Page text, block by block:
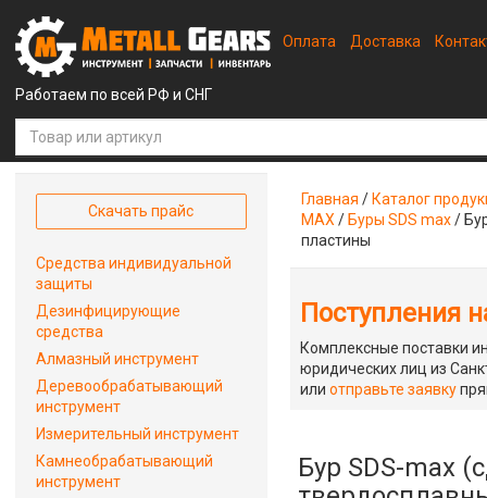
Работаем по всей РФ и СНГ
Оплата Доставка
Главная / Каталог
MAX / Буры SDS max/
пластины
Поступления
Комплексные поставки
юридических лиц из
илиотправьте заявку
Бур SDS-max
Скачать прайс
Средства индивидуальной
защиты
Дезинфицирующие
средства
Алмазный инструмент
Деревообрабатывающий
инструмент
Измерительный инструмент
Камнеобрабатывающий
инструмент